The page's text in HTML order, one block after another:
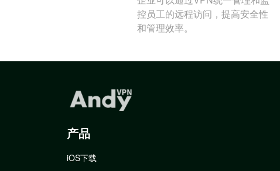
控员工的远程访问，提高安全性
和管理效率。
产品
iOS下载